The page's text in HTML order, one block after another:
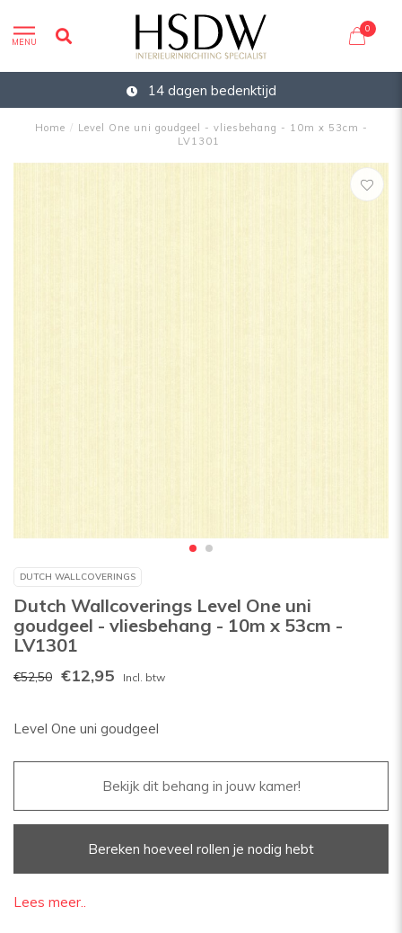
MENU
0
14 dagen bedenktijd
Home / Level One uni goudgeel - vliesbehang - 10m x 53cm -
LV1301
DUTCH WALLCOVERINGS
Dutch Wallcoverings Level One uni
goudgeel - vliesbehang - 10m x 53cm -
LV1301
€52,50 €12,95 Incl. btw
Level One uni goudgeel
Bekijk dit behang in jouw kamer!
Bereken hoeveel rollen je nodig hebt
Lees meer..